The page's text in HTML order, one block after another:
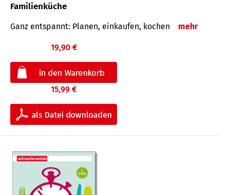
Familienküche
Ganz entspannt: Planen, einkaufen, kochen mehr
19,90 €
15,99 €